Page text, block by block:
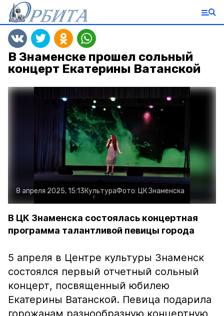
В Знаменске прошел сольный
концерт Екатерины Ватанской
8 апреля 2025, 15:13КультураФото: ЦК Знаменска
В ЦК Знаменска состоялась концертная
программа талантливой певицы города
5 апреля в Центре культуры Знаменск
состоялся первый отчетный сольный
концерт, посвященный юбилею
Екатерины Ватанской. Певица подарила
горожанам разнообразную концертную